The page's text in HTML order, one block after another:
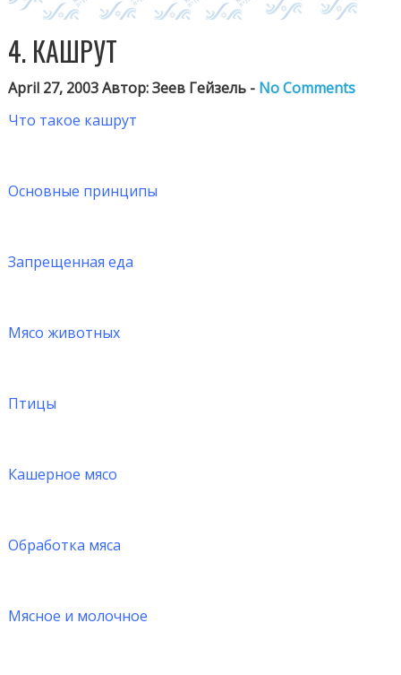
4. КАШРУТ
April 27, 2003 Автор: Зеев Гейзель - No Comments
Что такое кашрут
Основные принципы
Запрещенная еда
Мясо животных
Птицы
Кашерное мясо
Обработка мяса
Мясное и молочное